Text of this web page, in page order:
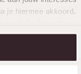
je hiermee akkoord.